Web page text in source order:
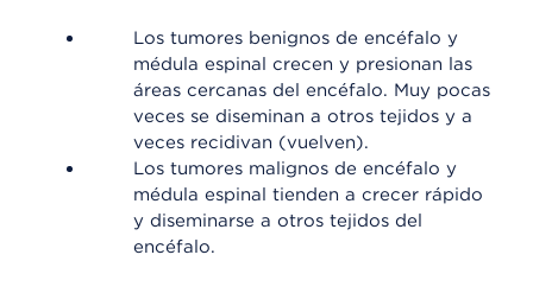
Los tumores benignos de encéfalo y
médula espinal crecen y presionan las
áreas cercanas del encéfalo. Muy pocas
veces se diseminan a otros tejidos y a
veces recidivan (vuelven).
Los tumores malignos de encéfalo y
médula espinal tienden a crecer rápido
y diseminarse a otros tejidos del
encéfalo.